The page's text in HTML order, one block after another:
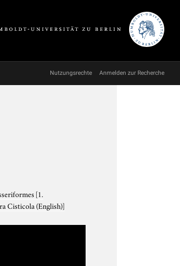
Nutzungsrechte Anmelden zur Recherche
[1.
Cisticola (English)]